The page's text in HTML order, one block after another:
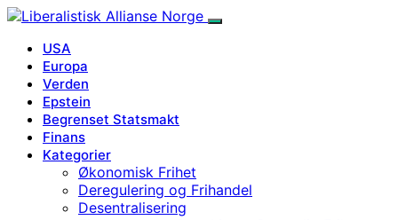
USA
Europa
Verden
Epstein
Begrenset Statsmakt
Finans
Kategorier
Økonomisk Frihet
Deregulering og Frihandel
Desentralisering